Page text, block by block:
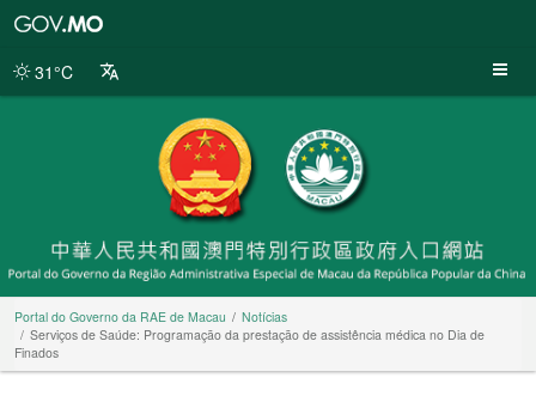
da
31°C
Portal do Governo da RAE de Macau
Notícias
Serviços de Saúde: Programação da prestação de assistência médica no Dia de
Finados